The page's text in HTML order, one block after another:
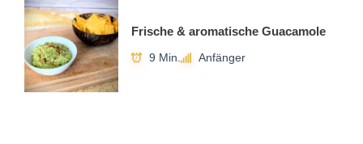
Frische & aromatische Guacamole
9 Min. Anfänger